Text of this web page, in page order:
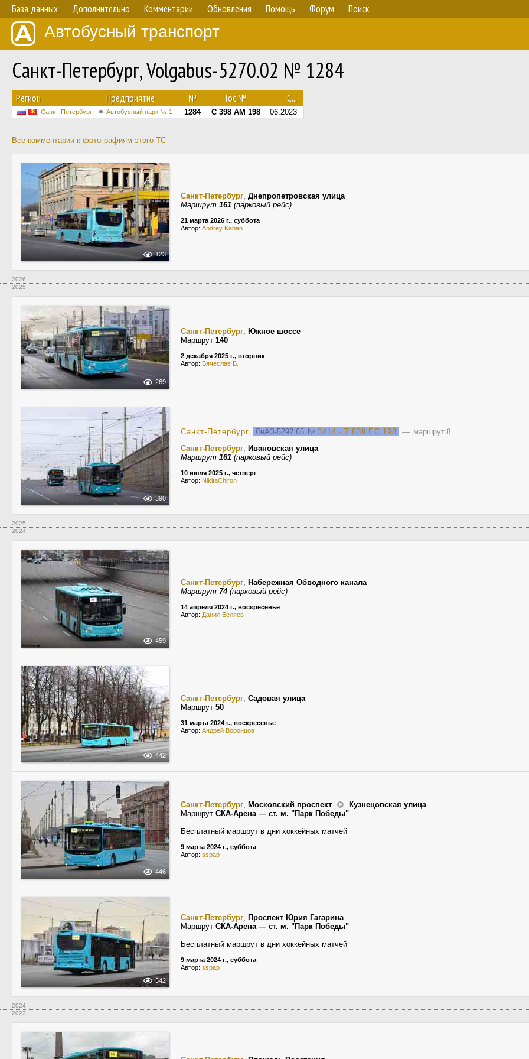
База данных Дополнительно Комментарии Обновления Помощь Форум Поиск
Автобусный транспорт
Санкт-Петербург, Volgabus-5270.02 № 1284
Регион Предприятие № Гос.№ С...
Санкт-Петербург Автобусный парк № 1 1284 С 398 АМ 198 06.2023
Все комментарии к фотографиям этого ТС
123
Санкт-Петербург, Днепропетровская улица
Маршрут 161 (парковый рейс)
21 марта 2026 г., суббота
Автор: Andrey Kaban
2026
2025
269
Санкт-Петербург, Южное шоссе
Маршрут 140
2 декабря 2025 г., вторник
Автор: Вячеслав Б.
390
Санкт-Петербург, ЛиАЗ-5292.65 № 3414 · Т 839 ЕС 198
— маршрут 8
Санкт-Петербург, Ивановская улица
Маршрут 161 (парковый рейс)
10 июля 2025 г., четверг
Автор: NikitaChiron
2025
2024
459
Санкт-Петербург, Набережная Обводного канала
Маршрут 74 (парковый рейс)
14 апреля 2024 г., воскресенье
Автор: Данил Беляев
442
Санкт-Петербург, Садовая улица
Маршрут 50
31 марта 2024 г., воскресенье
Автор: Андрей Воронцов
446
Санкт-Петербург, Московский проспект
Кузнецовская улица
Маршрут СКА-Арена — ст. м. "Парк Победы"
Бесплатный маршрут в дни хоккейных матчей
9 марта 2024 г., суббота
Автор: sspap
542
Санкт-Петербург, Проспект Юрия Гагарина
Маршрут СКА-Арена — ст. м. "Парк Победы"
Бесплатный маршрут в дни хоккейных матчей
9 марта 2024 г., суббота
Автор: sspap
2024
2023